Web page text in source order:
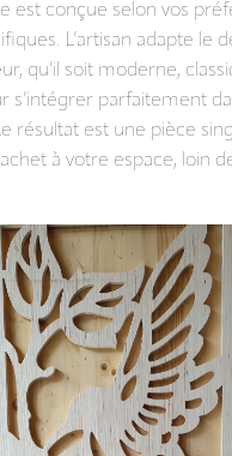
est conçue selon vos
L’artisan adapte le
qu’il soit moderne,
s’intégrer parfaitement
résultat est une pièce
à votre espace, loin